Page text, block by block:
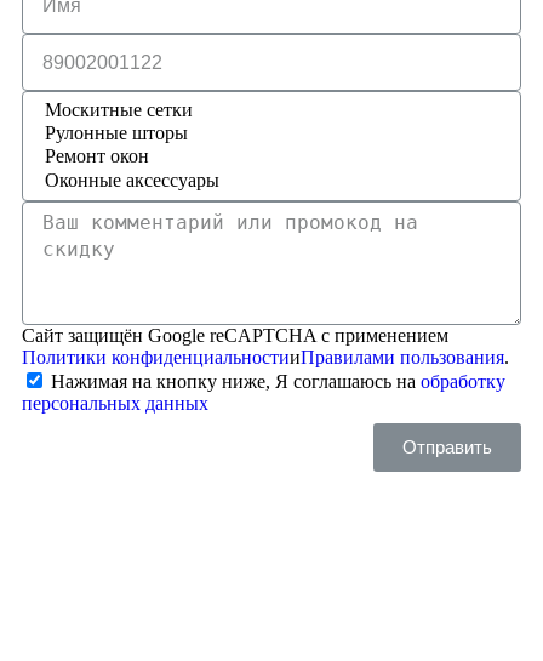
Сайт защищён Google reCAPTCHA с применением
Политики конфиденциальностииПравилами пользования.
Нажимая на кнопку ниже, Я соглашаюсь на обработку
персональных данных
Отправить